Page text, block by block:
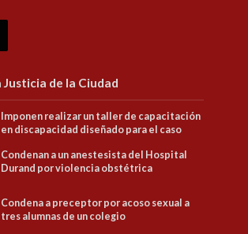
Justicia de la Ciudad
Imponen realizar un taller de capacitación
en discapacidad diseñado para el caso
Condenan a un anestesista del Hospital
Durand por violencia obstétrica
Condena a preceptor por acoso sexual a
tres alumnas de un colegio